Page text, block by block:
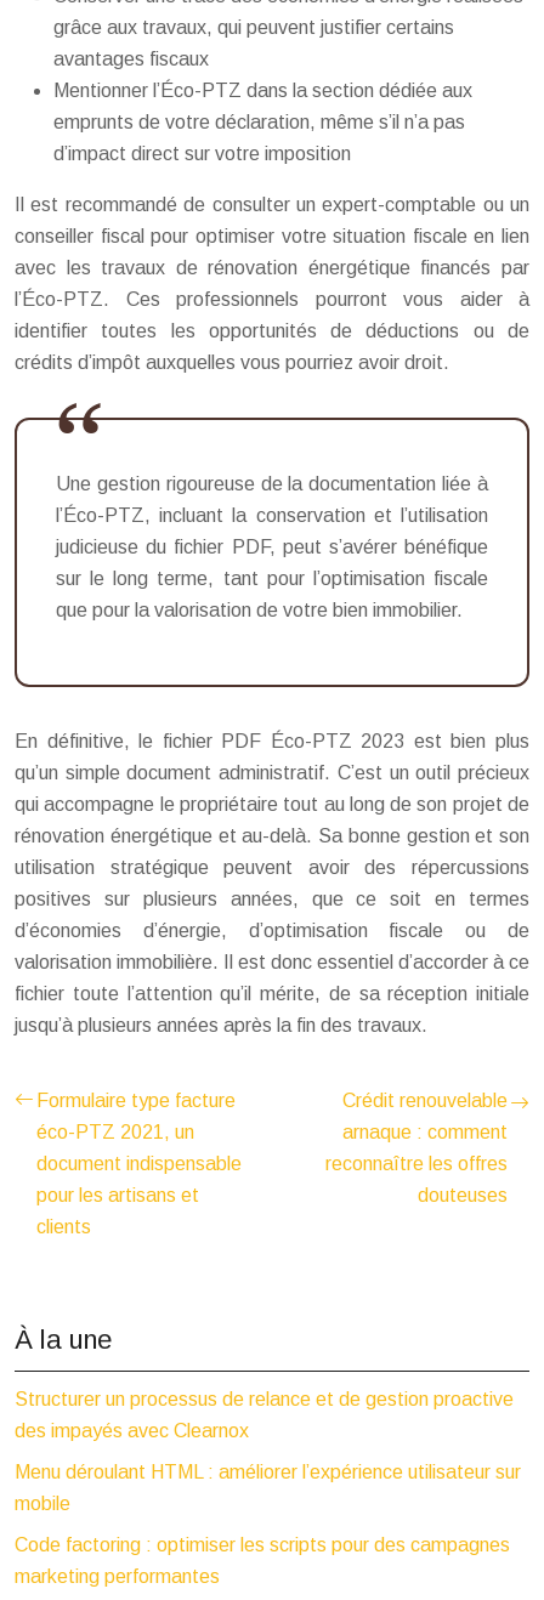
grâce aux travaux, qui peuvent justifier certains
avantages fiscaux
Mentionner l’Éco-PTZ dans la section dédiée aux
emprunts de votre déclaration, même s’il n’a pas
d’impact direct sur votre imposition
Il est recommandé de consulter un expert-comptable ou un
conseiller fiscal pour optimiser votre situation fiscale en lien
avec les travaux de rénovation énergétique financés par
l’Éco-PTZ. Ces professionnels pourront vous aider à
identifier toutes les opportunités de déductions ou de
crédits d’impôt auxquelles vous pourriez avoir droit.
Une gestion rigoureuse de la documentation liée à
l’Éco-PTZ, incluant la conservation et l’utilisation
judicieuse du fichier PDF, peut s’avérer bénéfique
sur le long terme, tant pour l’optimisation fiscale
que pour la valorisation de votre bien immobilier.
En définitive, le fichier PDF Éco-PTZ 2023 est bien plus
qu’un simple document administratif. C’est un outil précieux
qui accompagne le propriétaire tout au long de son projet de
rénovation énergétique et au-delà. Sa bonne gestion et son
utilisation stratégique peuvent avoir des répercussions
positives sur plusieurs années, que ce soit en termes
d’économies d’énergie, d’optimisation fiscale ou de
valorisation immobilière. Il est donc essentiel d’accorder à ce
fichier toute l’attention qu’il mérite, de sa réception initiale
jusqu’à plusieurs années après la fin des travaux.
Formulaire type facture
éco-PTZ 2021, un
document indispensable
pour les artisans et
clients
Crédit renouvelable
arnaque : comment
reconnaître les offres
douteuses
À la une
Structurer un processus de relance et de gestion proactive
des impayés avec Clearnox
Menu déroulant HTML : améliorer l’expérience utilisateur sur
mobile
Code factoring : optimiser les scripts pour des campagnes
marketing performantes